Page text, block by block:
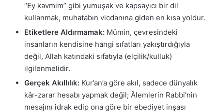
“Ey kavmim” gibi yumuşak ve kapsayıcı bir dil
kullanmak, muhatabın vicdanına giden en kısa yoldur.
Etiketlere Aldırmamak: Mümin, çevresindeki
insanların kendisine hangi sıfatları yakıştırdığıyla
değil, Allah katındaki sıfatıyla (elçilik/kulluk)
ilgilenmelidir.
Gerçek Akıllılık: Kur’an’a göre akıl, sadece dünyalık
kâr-zarar hesabı yapmak değil; Âlemlerin Rabbi’nin
mesajını idrak edip ona göre bir ebediyet inşası